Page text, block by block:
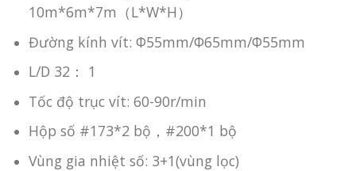
10m*6m*7m（L*W*H）
Đường kính vít: Φ55mm/Φ65mm/Φ55mm
L/D 32： 1
Tốc độ trục vít: 60-90r/min
Hộp số #173*2 bộ，#200*1 bộ
Vùng gia nhiệt số: 3+1(vùng lọc)